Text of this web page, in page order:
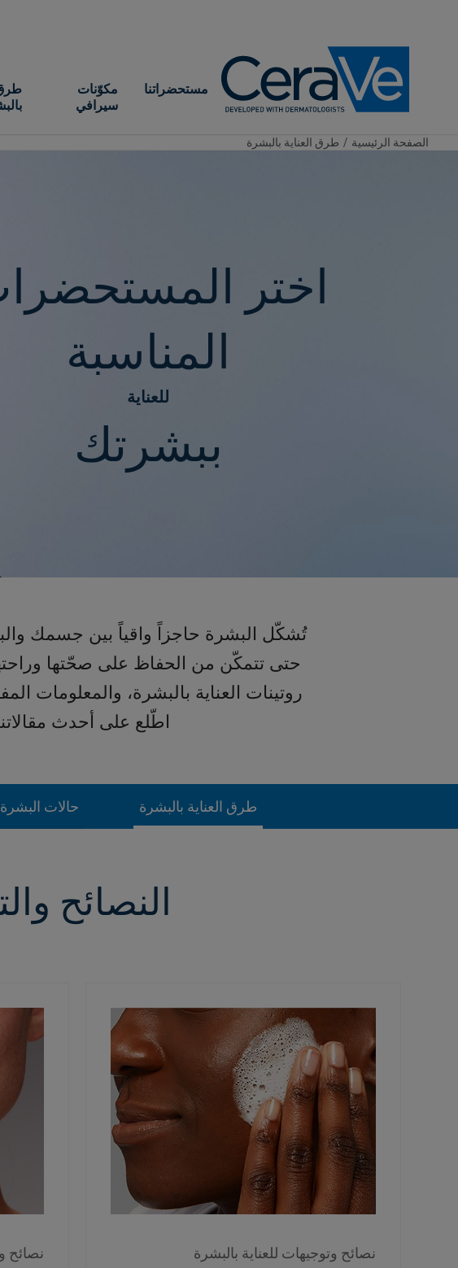
مستحضراتنا
مكوّنات
سيرافي
طرق
الصفحة الرئيسية​ / طرق العناية بالبشرة
اختر
المناسبة
للعناية
ببشرتك
تُشكّل البشرة حاجزاً واقياً بين جسمك
حتى تتمكّن من الحفاظ على صحّتها
روتينات العناية بالبشرة، والمعلومات
اطّلع على أحدث
طرق العناية بالبشرة حالات البشرة
النصائح
نصائح وتوجيهات للعناية بالبشرة نصائح